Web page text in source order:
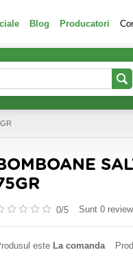
Blog Producatori
0/5 Sunt 0
este La comanda